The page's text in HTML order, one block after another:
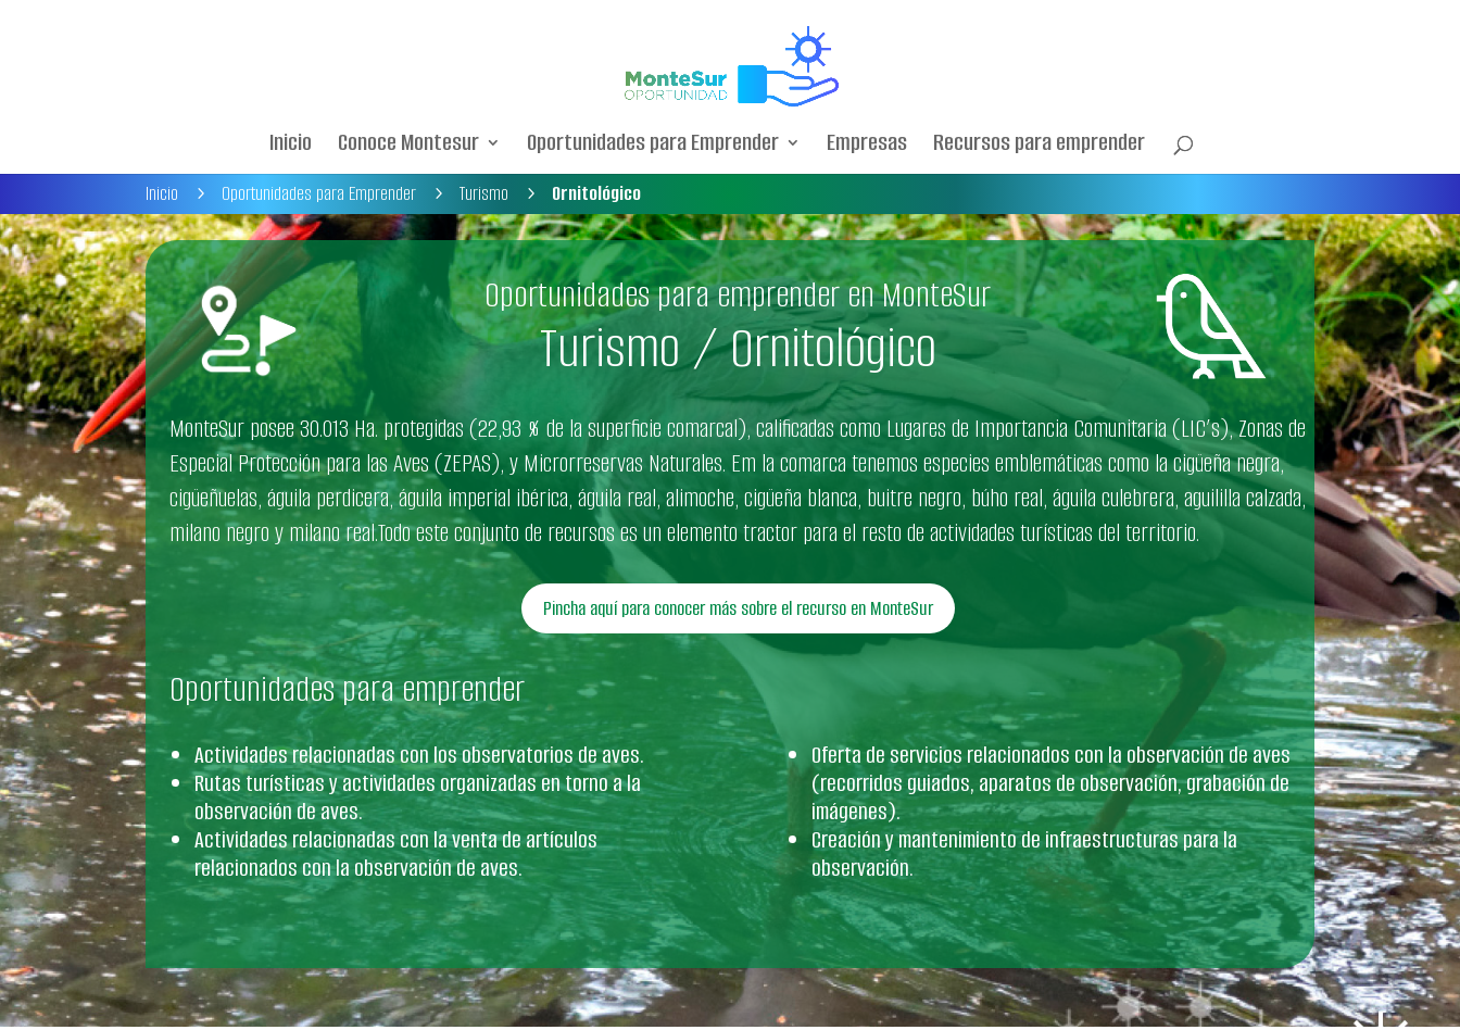
Inicio Conoce Montesur Oportunidades para Emprender Empresas Recursos para emprender
Inicio 5 Oportunidades para Emprender 5 Turismo 5 Ornitológico
Oportunidades para emprender en MonteSur
Turismo / Ornitológico
MonteSur posee 30.013 Ha. protegidas (22,93 % de la superficie comarcal), calificadas como Lugares de Importancia Comunitaria (LIC’s), Zonas de
Especial Protección para las Aves (ZEPAS), y Microrreservas Naturales. Em la comarca tenemos especies emblemáticas como la cigüeña negra,
cigüeñuelas, águila perdicera, águila imperial ibérica, águila real, alimoche, cigüeña blanca, buitre negro, búho real, águila culebrera, aguililla calzada,
milano negro y milano real.Todo este conjunto de recursos es un elemento tractor para el resto de actividades turísticas del territorio.
Pincha aquí para conocer más sobre el recurso en MonteSur
Oportunidades para emprender
Actividades relacionadas con los observatorios de aves.
Rutas turísticas y actividades organizadas en torno a la
observación de aves.
Actividades relacionadas con la venta de artículos
relacionados con la observación de aves.
Oferta de servicios relacionados con la observación de aves
(recorridos guiados, aparatos de observación, grabación de
imágenes).
Creación y mantenimiento de infraestructuras para la
observación.